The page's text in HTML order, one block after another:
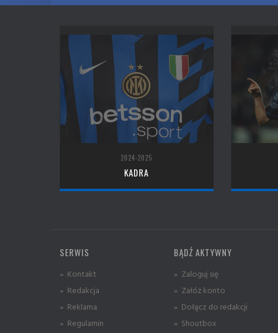
2024-2025
KADRA
SERWIS
» Kontakt
» Redakcja
» Reklama
» Regulamin
BĄDŹ AKTYWNY
» Zaloguj się
» Załóż konto
» Dołącz do redakcji
» Shoutbox